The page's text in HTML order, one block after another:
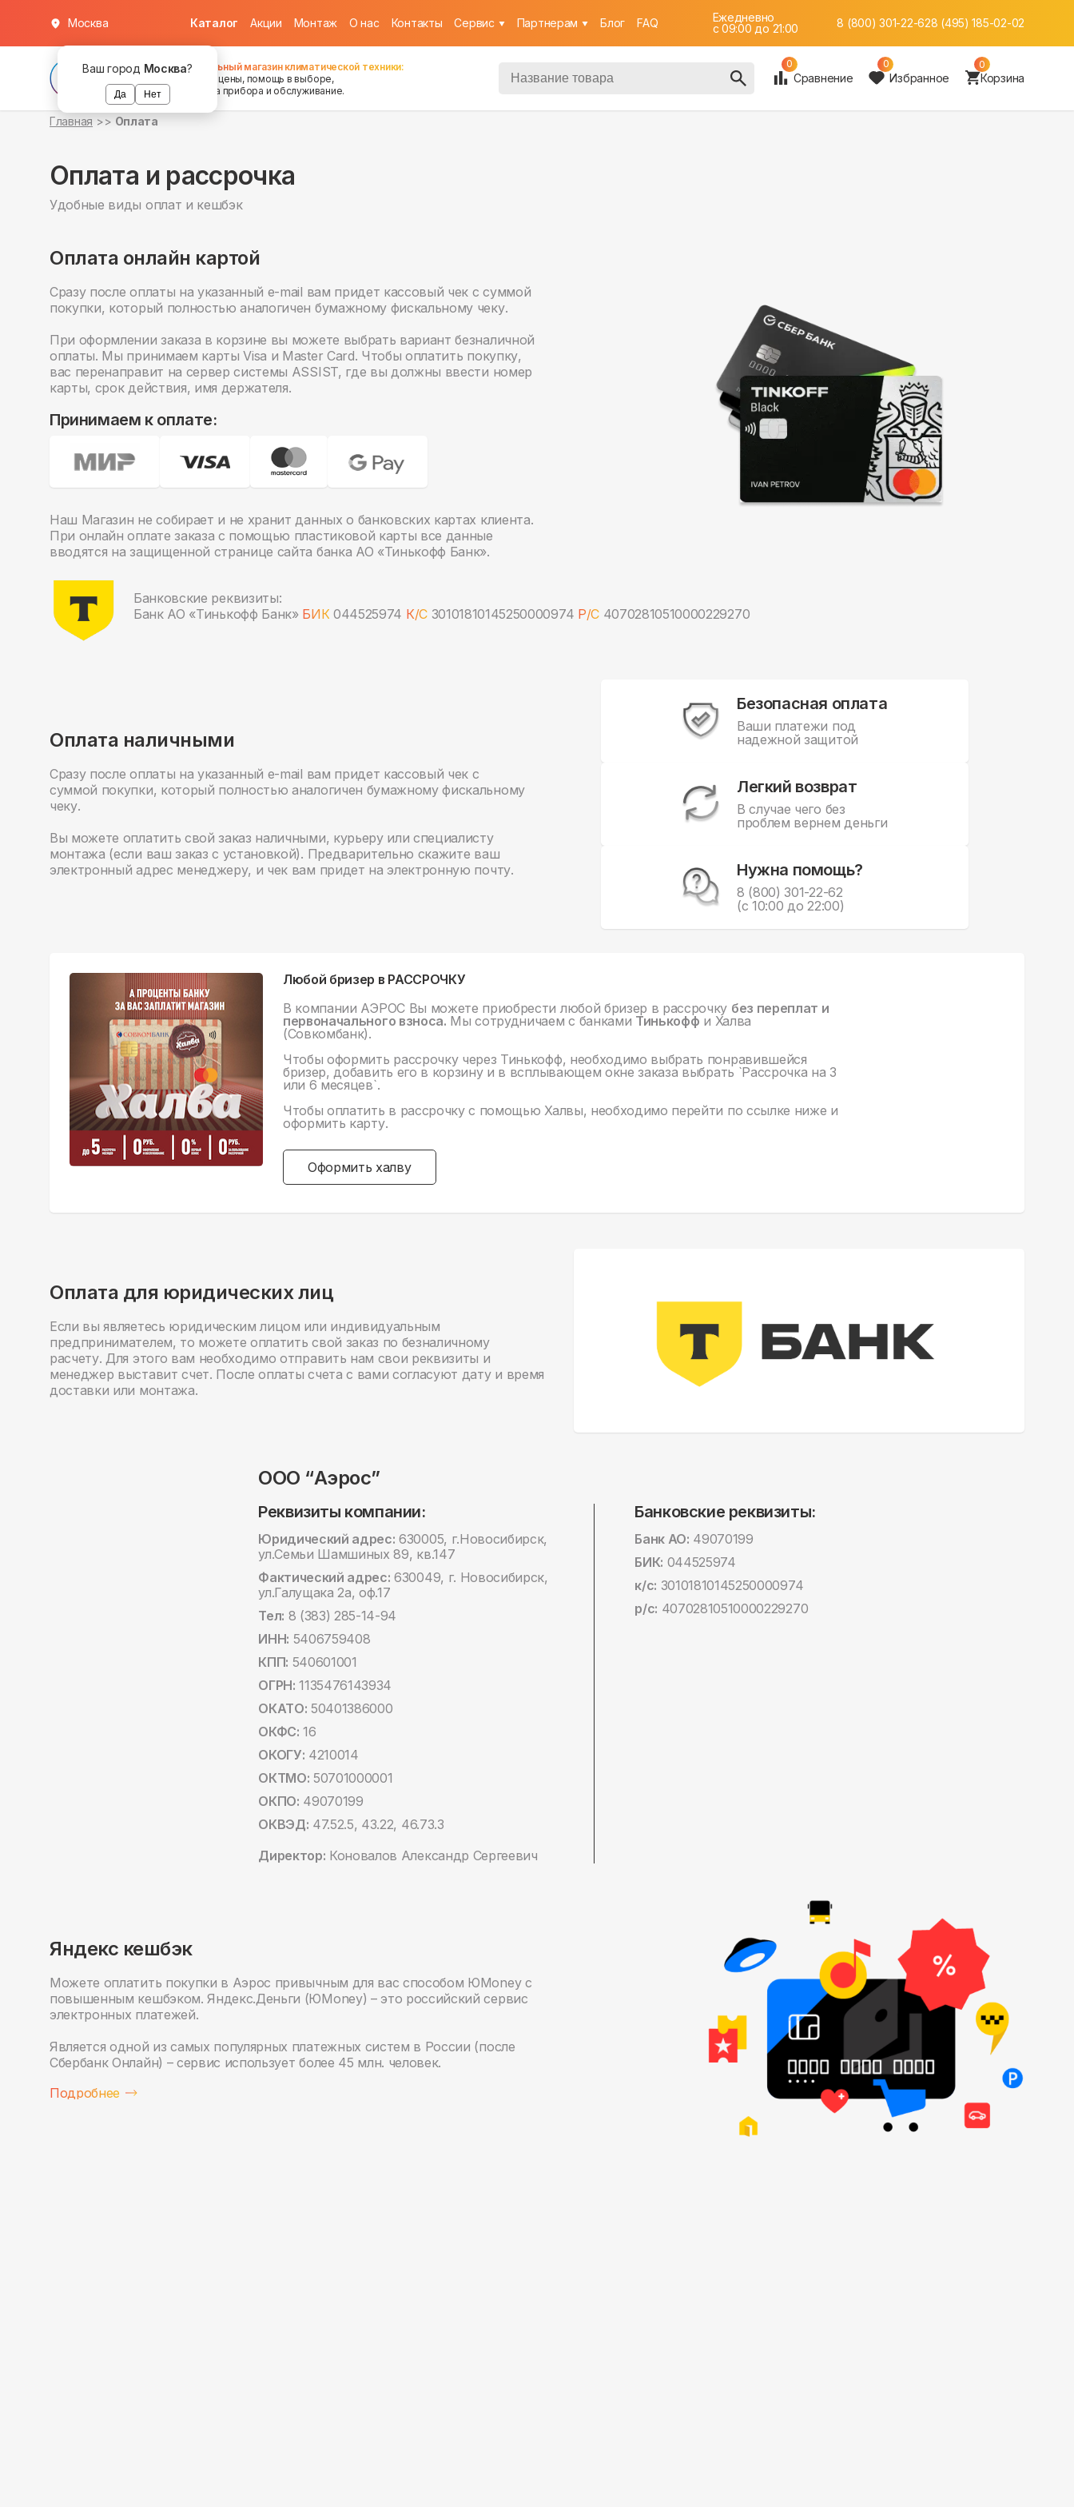
Ваш город Москва?
Да Нет
Москва Каталог Акции Монтаж О нас Контакты Cервис Партнерам Блог FAQ
Ежедневно
c 09:00 до 21:00
8 (800) 301-22-628 (495) 185-02-02
Федеральный магазин климатической техники:
хорошие цены, помощь в выборе,
установка прибора и обслуживание.
0
Сравнение
0
Избранное
0
Корзина
Главная Оплата
Оплата и рассрочка
Удобные виды оплат и кешбэк
Оплата онлайн картой
Сразу после оплаты на указанный е-mail вам придет кассовый чек с суммой
покупки, который полностью аналогичен бумажному фискальному чеку.
При оформлении заказа в корзине вы можете выбрать вариант безналичной
оплаты. Мы принимаем карты Visa и Master Card. Чтобы оплатить покупку,
вас перенаправит на сервер системы ASSIST, где вы должны ввести номер
карты, срок действия, имя держателя.
Принимаем к оплате:
Наш Магазин не собирает и не хранит данных о банковских картах клиента.
При онлайн оплате заказа с помощью пластиковой карты все данные
вводятся на защищенной странице сайта банка АО «Тинькофф Банк».
Банковские реквизиты:
Банк АО «Тинькофф Банк» БИК 044525974 К/С30101810145250000974 Р/С40702810510000229270
Оплата наличными
Сразу после оплаты на указанный е-mail вам придет кассовый чек с
суммой покупки, который полностью аналогичен бумажному фискальному
чеку.
Вы можете оплатить свой заказ наличными, курьеру или специалисту
монтажа (если ваш заказ с установкой). Предварительно скажите ваш
электронный адрес менеджеру, и чек вам придет на электронную почту.
Безопасная оплата
Ваши платежи под
надежной защитой
Легкий возврат
В случае чего без
проблем вернем деньги
Нужна помощь?
8 (800) 301-22-62
(с 10:00 до 22:00)
Любой бризер в РАССРОЧКУ
В компании АЭРОС Вы можете приобрести любой бризер в рассрочку без переплат и
первоначального взноса. Мы сотрудничаем с банками Тинькофф и Халва
(Совкомбанк).
Чтобы оформить рассрочку через Тинькофф, необходимо выбрать понравившейся
бризер, добавить его в корзину и в всплывающем окне заказа выбрать `Рассрочка на 3
или 6 месяцев`.
Чтобы оплатить в рассрочку с помощью Халвы, необходимо перейти по ссылке ниже и
оформить карту.
Оформить халву
Оплата для юридических лиц
Если вы являетесь юридическим лицом или индивидуальным
предпринимателем, то можете оплатить свой заказ по безналичному
расчету. Для этого вам необходимо отправить нам свои реквизиты и
менеджер выставит счет. После оплаты счета с вами согласуют дату и время
доставки или монтажа.
ООО “Аэрос”
Реквизиты компании:
Юридический адрес: 630005, г.Новосибирск,
ул.Семьи Шамшиных 89, кв.147
Фактический адрес: 630049, г. Новосибирск,
ул.Галущака 2а, оф.17
Тел: 8 (383) 285-14-94
ИНН: 5406759408
КПП: 540601001
ОГРН: 1135476143934
ОКАТО: 50401386000
ОКФС: 16
ОКОГУ: 4210014
ОКТМО: 50701000001
ОКПО: 49070199
ОКВЭД: 47.52.5, 43.22, 46.73.3
Директор: Коновалов Александр Сергеевич
Банковские реквизиты:
Банк АО: 49070199
БИК: 044525974
к/с: 30101810145250000974
р/с: 40702810510000229270
Яндекс кешбэк
Можете оплатить покупки в Аэрос привычным для вас способом ЮMoney с
повышенным кешбэком. Яндекс.Деньги (ЮMoney) – это российский сервис
электронных платежей.
Является одной из самых популярных платежных систем в России (после
Сбербанк Онлайн) – сервис использует более 45 млн. человек.
Подробнее